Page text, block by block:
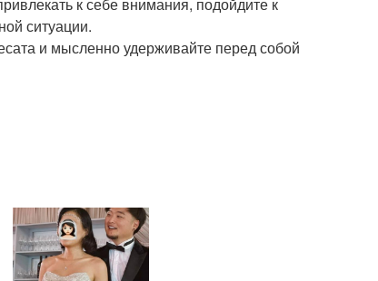
ситуации.
и мысленно удерживайте перед собой